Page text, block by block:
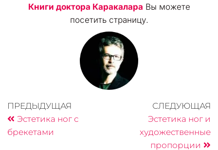
Книги доктора Каракалара Вы можете
посетить страницу.
ПРЕДЫДУЩАЯ
Эстетика ног с
брекетами
СЛЕДУЮЩАЯ
Эстетика ног и
художественные
пропорции